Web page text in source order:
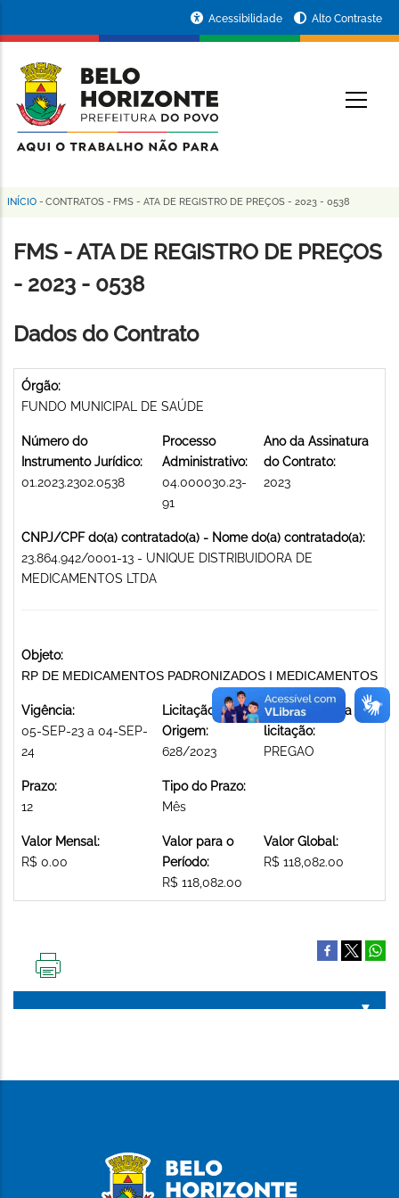
conteúdo
principal
da
Prefeitura
de
Horizonte
Acessibilidade Alto Contraste
Trilha
de
navegação
INÍCIO - CONTRATOS - FMS - ATA DE REGISTRO DE PREÇOS - 2023 - 0538
FMS - ATA DE REGISTRO DE PREÇOS
- 2023 - 0538
Dados do Contrato
Órgão:
FUNDO MUNICIPAL DE SAÚDE
Número do
Instrumento Jurídico:
01.2023.2302.0538
Processo
Administrativo:
04.000030.23-
91
Ano da Assinatura
do Contrato:
2023
CNPJ/CPF do(a) contratado(a) - Nome do(a) contratado(a):
23.864.942/0001-13 - UNIQUE DISTRIBUIDORA DE
MEDICAMENTOS LTDA
Objeto:
RP DE MEDICAMENTOS PADRONIZADOS I MEDICAMENTOS
Vigência:
05-SEP-23 a 04-SEP-
24
Licitação de
Origem:
628/2023
Modalidade da
licitação:
PREGAO
Prazo:
12
Tipo do Prazo:
Mês
Valor Mensal:
R$ 0.00
Valor para o
Período:
R$ 118,082.00
Valor Global:
R$ 118,082.00
PÁGINA